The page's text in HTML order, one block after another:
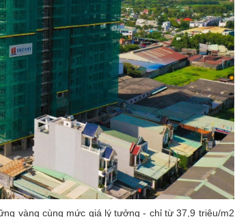
vàng cùng mức giá lý tưởng - chỉ từ 37,9 triệu/m2